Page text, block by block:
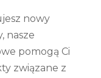
nowy
nasze
pomogą Ci
związane z